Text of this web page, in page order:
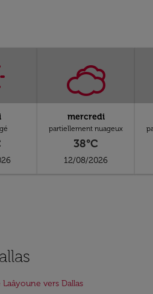
mercredi
partiellement nuageux
38°C
12/08/2026
Laâyoune vers Dallas